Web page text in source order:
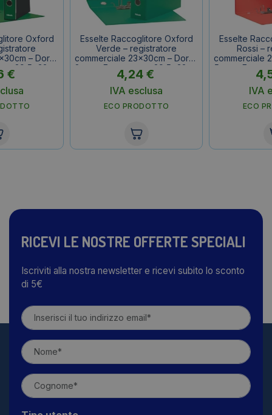
Oxford
– Dorso
29,5x32cm
€
Esselte Raccoglitore Oxford
Verde – registratore
commerciale 23x30cm – Dorso
8 cm – F.to esterno 29,5x32cm
4,24 €
IVA esclusa
ECO PRODOTTO
Esselte
Rossi –
commerciale
5 cm – F.to
IVA
ECO
RICEVI LE NOSTRE OFFERTE SPECIALI
Iscriviti alla nostra newsletter e ricevi subito lo sconto
di 5€